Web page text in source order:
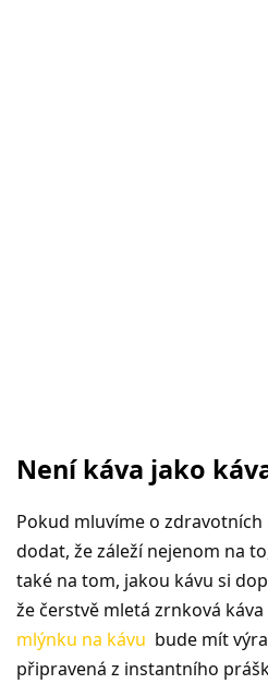
Není káva jako
Pokud mluvíme o zdravotních
dodat, že záleží nejenom na
také na tom, jakou kávu si
že čerstvě mletá zrnková
mlýnku na kávu bude mít
připravená z instantního